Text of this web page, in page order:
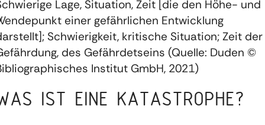
Lage, Situation, Zeit [die den Höhe- und
einer gefährlichen Entwicklung
Schwierigkeit, kritische Situation; Zeit der
des Gefährdetseins (Quelle: Duden ©
Institut GmbH, 2021)
IST EINE KATASTROPHE?